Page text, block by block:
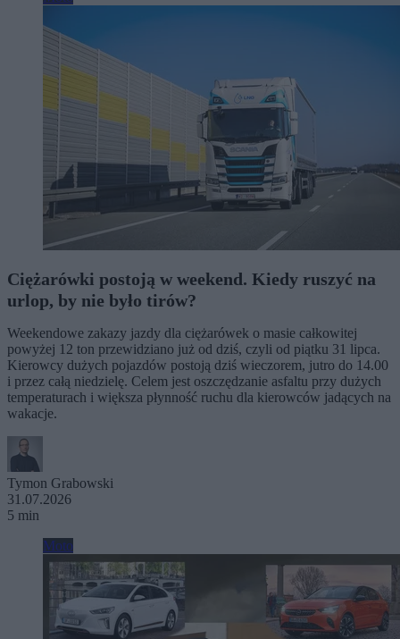
Ciężarówki postoją w weekend. Kiedy ruszyć na
urlop, by nie było tirów?
Weekendowe zakazy jazdy dla ciężarówek o masie całkowitej
powyżej 12 ton przewidziano już od dziś, czyli od piątku 31 lipca.
Kierowcy dużych pojazdów postoją dziś wieczorem, jutro do 14.00
i przez całą niedzielę. Celem jest oszczędzanie asfaltu przy dużych
temperaturach i większa płynność ruchu dla kierowców jadących na
wakacje.
Tymon Grabowski
31.07.2026
5 min
Moto